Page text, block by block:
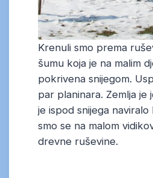
Krenuli smo prema
šumu koja je na malim
pokrivena snijegom.
par planinara. Zemlja je
je ispod snijega naviralo
smo se na malom
drevne ruševine.